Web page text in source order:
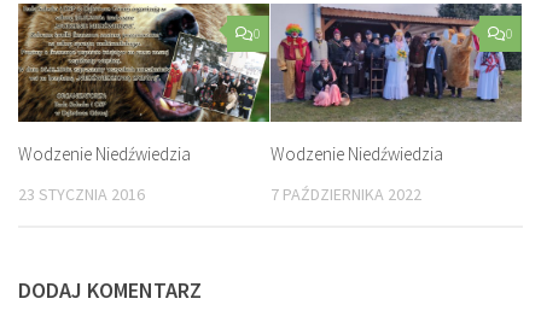
0
Wodzenie Niedźwiedzia
23 STYCZNIA 2016
0
Wodzenie Niedźwiedzia
7 PAŹDZIERNIKA 2022
DODAJ KOMENTARZ